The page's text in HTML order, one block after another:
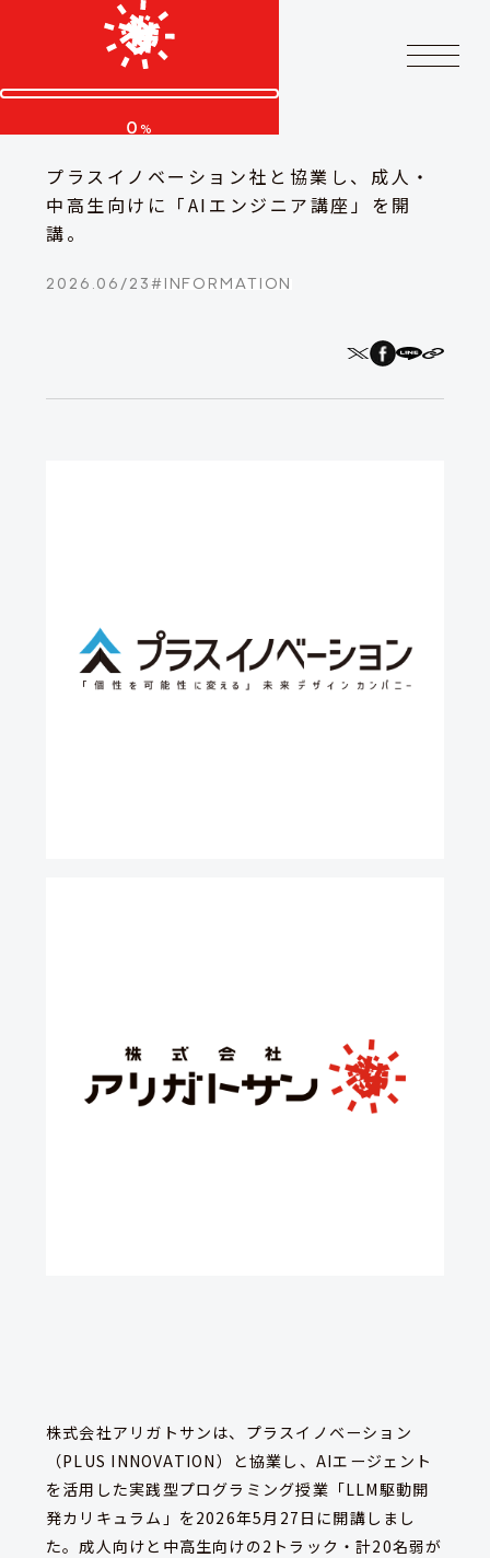
0 %
プラスイノベーション社と協業し、成人・
中高生向けに「AIエンジニア講座」を開
講。
2026.06/23#INFORMATION
株式会社アリガトサンは、プラスイノベーション
（PLUS INNOVATION）と協業し、AIエージェント
を活用した実践型プログラミング授業「LLM駆動開
発カリキュラム」を2026年5月27日に開講しまし
た。成人向けと中高生向けの2トラック・計20名弱が